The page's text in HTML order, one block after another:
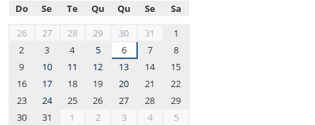
Do Se Te Qu Qu Se
Sa
26
27 28 29 30 31
1
2
3 4 5 6 7
8
9
10 11 12 13 14
15
16
17 18 19 20 21
22
23
24 25 26 27 28
29
30
31 1 2 3 4 5